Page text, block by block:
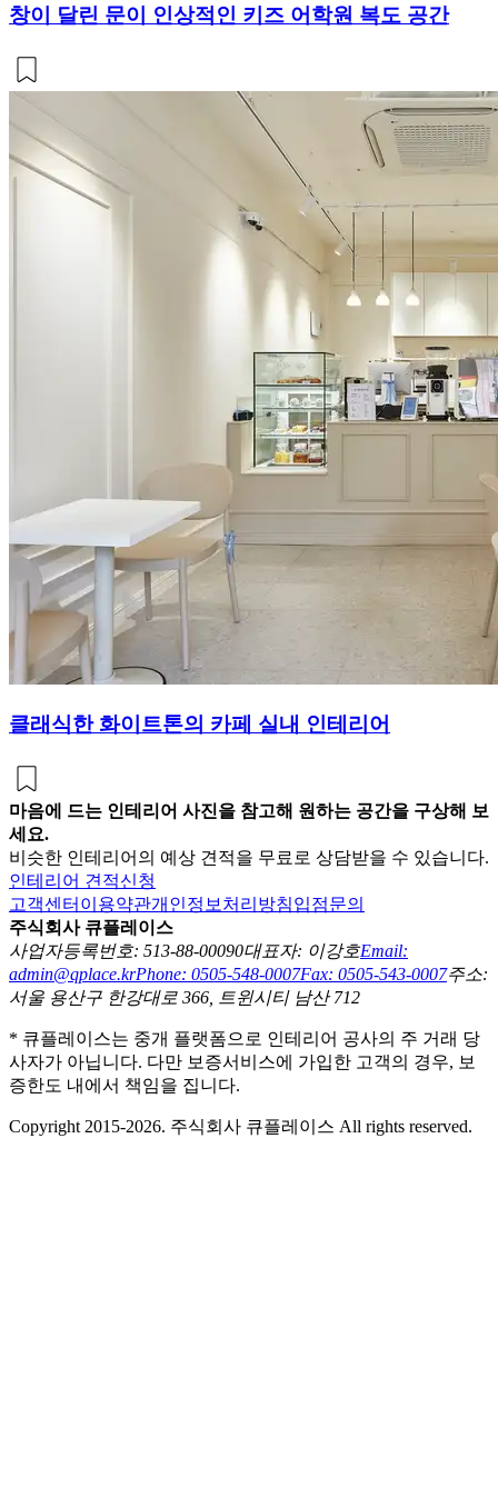
창이 달린 문이 인상적인 키즈 어학원 복도 공간
클래식한 화이트톤의 카페 실내 인테리어
마음에 드는 인테리어 사진을 참고해 원하는 공간을 구상해 보
세요.
비슷한 인테리어의 예상 견적을 무료로 상담받을 수 있습니다.
인테리어 견적신청
고객센터 이용약관개인정보처리방침입점문의
주식회사 큐플레이스
사업자등록번호: 513-88-00090대표자: 이강호Email:
admin@qplace.krPhone: 0505-548-0007Fax: 0505-543-0007주소:
서울 용산구 한강대로 366, 트윈시티 남산 712
* 큐플레이스는 중개 플랫폼으로 인테리어 공사의 주 거래 당
사자가 아닙니다. 다만 보증서비스에 가입한 고객의 경우, 보
증한도 내에서 책임을 집니다.
Copyright 2015-2026. 주식회사 큐플레이스 All rights reserved.